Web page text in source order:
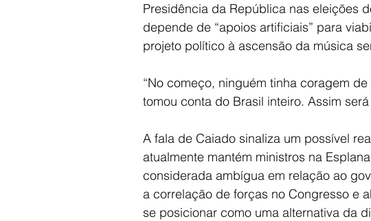
Presidência da República nas eleições
depende de “apoios artificiais” para
projeto político à ascensão da música
“No começo, ninguém tinha coragem
tomou conta do Brasil inteiro. Assim
A fala de Caiado sinaliza um possível
atualmente mantém ministros na
considerada ambígua em relação ao
a correlação de forças no Congresso e
se posicionar como uma alternativa da